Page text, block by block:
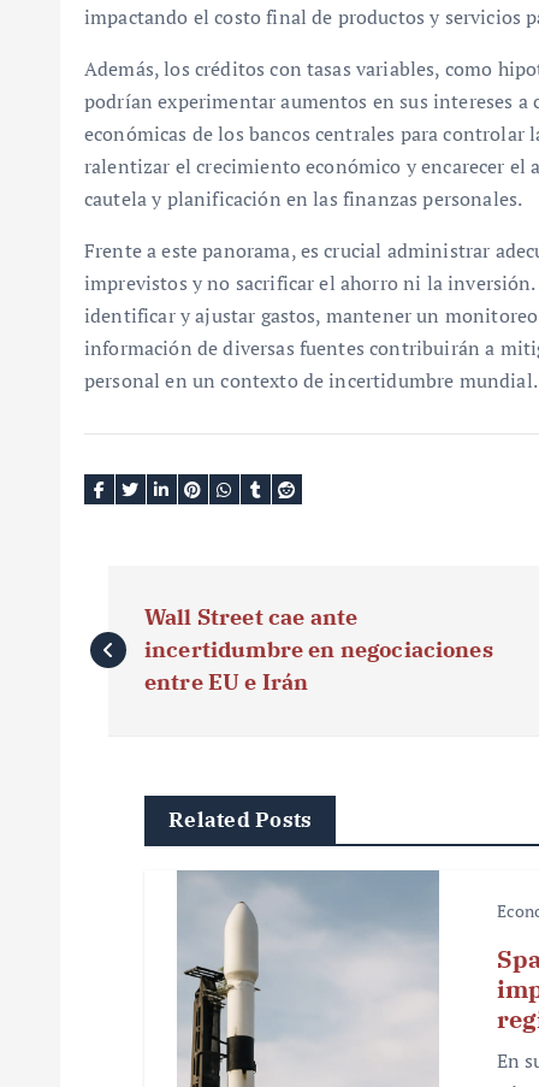
impactando el costo final de productos y servicios
Además, los créditos con tasas variables, como
podrían experimentar aumentos en sus intereses
económicas de los bancos centrales para
ralentizar el crecimiento económico y encarecer el
cautela y planificación en las finanzas personales.
Frente a este panorama, es crucial administrar
imprevistos y no sacrificar el ahorro ni la
identificar y ajustar gastos, mantener un
información de diversas fuentes contribuirán a
personal en un contexto de incertidumbre mundial.
a
Wall Street cae ante
incertidumbre en negociaciones
entre EU e Irán
Related Posts
En